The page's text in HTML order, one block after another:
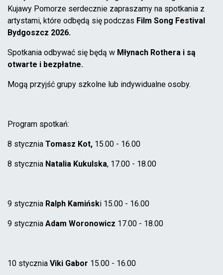
Kujawy Pomorze serdecznie zapraszamy na spotkania z
artystami, które odbędą się podczas Film Song Festival
Bydgoszcz 2026.
Spotkania odbywać się będą w Młynach Rothera i są
otwarte i bezpłatne.
Mogą przyjść grupy szkolne lub indywidualne osoby.
Program spotkań:
8 stycznia Tomasz Kot, 15.00 - 16.00
8 stycznia Natalia Kukulska, 17.00 - 18.00
9 stycznia Ralph Kamiński 15.00 - 16.00
9 stycznia Adam Woronowicz 17.00 - 18.00
10 stycznia Viki Gabor 15.00 - 16.00